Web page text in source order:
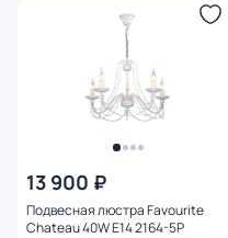
13 900 ₽
Подвесная люстра Favourite
Chateau 40W E14 2164-5P
Тип помещения
Назначение
Вид рассеивателя